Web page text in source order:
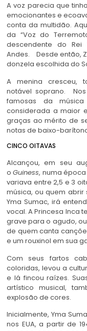
A voz parecia que
emocionantes e
conta da multidão.
da “Voz do
descendente do
Andes. Desde então,
donzela escolhida do
A menina cresceu,
notável soprano.
famosas da
considerada a maior
graças ao mérito de
notas de baixo-
CINCO OITAVAS
Alcançou, em seu
oGuiness, numa
variava entre 2,5 e 3
música, ou quem
Yma Sumac, irá
vocal. A Princesa Inca
grave para o agudo,
de quem canta
e um rouxinol em sua
Com seus fartos
coloridas, levou a
e lá fincou raízes.
artístico musical,
explosão de cores.
Inicialmente, Yma
nos EUA, a partir de